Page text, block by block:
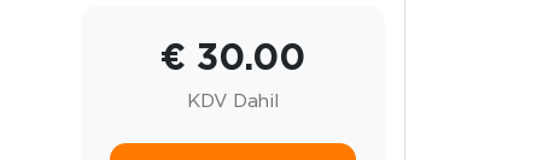
€ 30.00
KDV Dahil